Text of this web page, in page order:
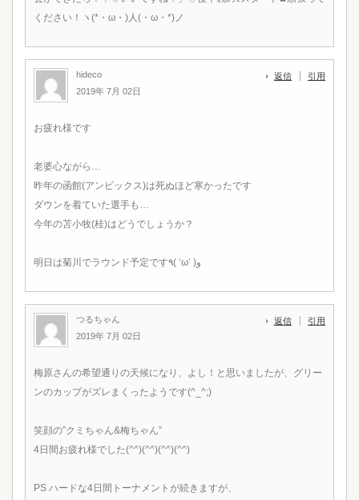
ください！ヽ(*・ω・)人(・ω・*)ノ
hideco
2019年 7月 02日
返信 引用
お疲れ様です
老婆心ながら…
昨年の函館(アンビックス)は死ぬほど寒かったです
ダウンを着ていた選手も…
今年の苫小牧(桂)はどうでしょうか？
明日は菊川でラウンド予定です٩( ‘ω’ )و
つるちゃん
2019年 7月 02日
返信 引用
梅原さんの希望通りの天候になり、よし！と思いましたが、グリー
ンのカップがズレまくったようです(^_^;)
笑顔の”クミちゃん&梅ちゃん”
4日間お疲れ様でした(^^)(^^)(^^)(^^)
PS ハードな4日間トーナメントが続きますが、